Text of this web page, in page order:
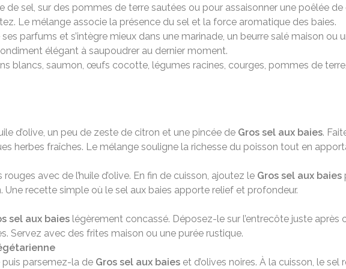
de sel, sur des pommes de terre sautées ou pour assaisonner une poêlée
Le mélange associe la présence du sel et la force aromatique des baies.
parfums et s’intègre mieux dans une marinade, un beurre salé maison ou
élégant à saupoudrer au dernier moment.
blancs, saumon, œufs cocotte, légumes racines, courges, pommes de
d’olive, un peu de zeste de citron et une pincée de Gros sel aux baies.
herbes fraîches. Le mélange souligne la richesse du poisson tout en
avec de l’huile d’olive. En fin de cuisson, ajoutez le Gros sel aux baies
recette simple où le sel aux baies apporte relief et profondeur.
sel aux baies légèrement concassé. Déposez-le sur l’entrecôte juste après
Servez avec des frites maison ou une purée rustique.
puis parsemez-la de Gros sel aux baies et d’olives noires. À la cuisson, le